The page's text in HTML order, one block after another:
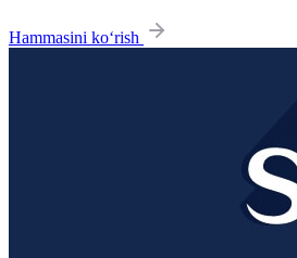
Hammasini ko‘rish